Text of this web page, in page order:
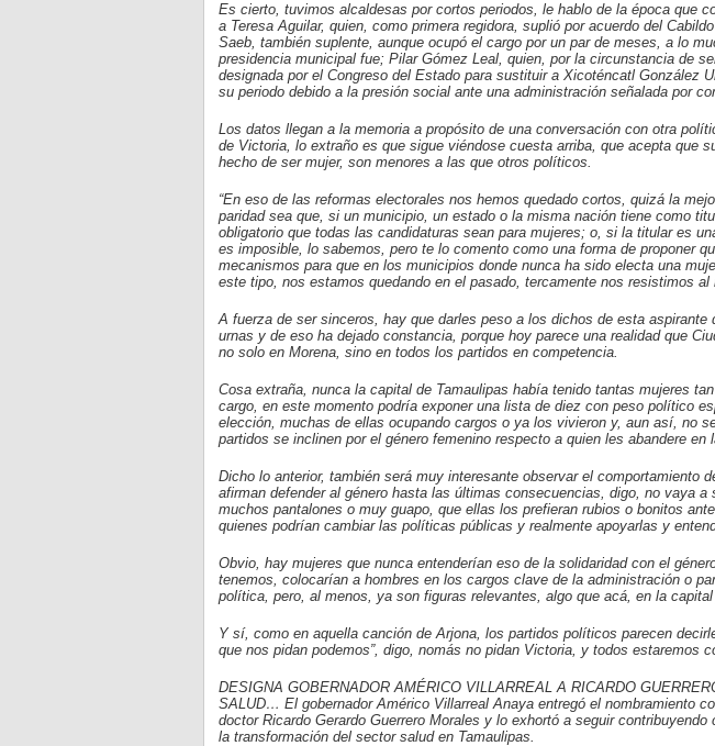
Es cierto, tuvimos alcaldesas por cortos periodos, le hablo de la época que
a Teresa Aguilar, quien, como primera regidora, suplió por acuerdo del
Saeb, también suplente, aunque ocupó el cargo por un par de meses, a lo
presidencia municipal fue; Pilar Gómez Leal, quien, por la circunstancia de
designada por el Congreso del Estado para sustituir a Xicoténcatl González
su periodo debido a la presión social ante una administración señalada por
Los datos llegan a la memoria a propósito de una conversación con otra
de Victoria, lo extraño es que sigue viéndose cuesta arriba, que acepta que
hecho de ser mujer, son menores a las que otros políticos.
“En eso de las reformas electorales nos hemos quedado cortos, quizá la
paridad sea que, si un municipio, un estado o la misma nación tiene como
obligatorio que todas las candidaturas sean para mujeres; o, si la titular es
es imposible, lo sabemos, pero te lo comento como una forma de proponer
mecanismos para que en los municipios donde nunca ha sido electa una
este tipo, nos estamos quedando en el pasado, tercamente nos resistimos al
A fuerza de ser sinceros, hay que darles peso a los dichos de esta
urnas y de eso ha dejado constancia, porque hoy parece una realidad que
no solo en Morena, sino en todos los partidos en competencia.
Cosa extraña, nunca la capital de Tamaulipas había tenido tantas mujeres
cargo, en este momento podría exponer una lista de diez con peso político
elección, muchas de ellas ocupando cargos o ya los vivieron y, aun así, no
partidos se inclinen por el género femenino respecto a quien les abandere en
Dicho lo anterior, también será muy interesante observar el comportamiento
afirman defender al género hasta las últimas consecuencias, digo, no vaya a
muchos pantalones o muy guapo, que ellas los prefieran rubios o bonitos
quienes podrían cambiar las políticas públicas y realmente apoyarlas y
Obvio, hay mujeres que nunca entenderían eso de la solidaridad con el
tenemos, colocarían a hombres en los cargos clave de la administración o
política, pero, al menos, ya son figuras relevantes, algo que acá, en la
Y sí, como en aquella canción de Arjona, los partidos políticos parecen
que nos pidan podemos”, digo, nomás no pidan Victoria, y todos estaremos
DESIGNA GOBERNADOR AMÉRICO VILLARREAL A RICARDO
SALUD… El gobernador Américo Villarreal Anaya entregó el nombramiento
doctor Ricardo Gerardo Guerrero Morales y lo exhortó a seguir
la transformación del sector salud en Tamaulipas.